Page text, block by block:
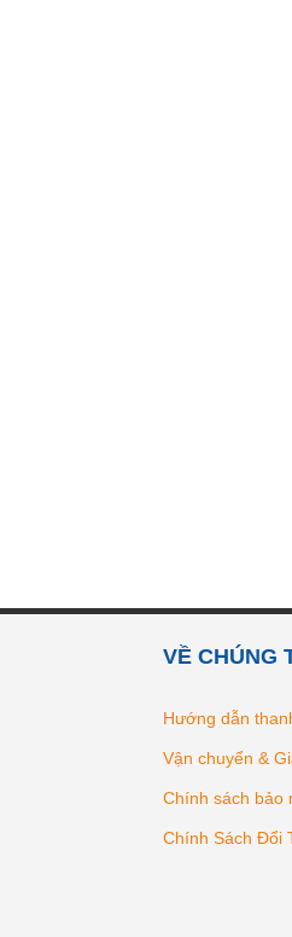
VỀ CHÚNG
Hướng dẫn
Vận chuyển &
Chính sách bảo
Chính Sách Đổi